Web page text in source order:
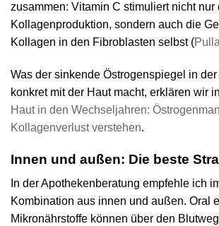
zusammen: Vitamin C stimuliert nicht nur
Kollagenproduktion, sondern auch die
Kollagen in den Fibroblasten selbst (
Was der sinkende Östrogenspiegel in
konkret mit der Haut macht, erklären wir
Haut in den Wechseljahren:
Kollagenverlust verstehen.
Innen und außen: Die beste
In der Apothekenberatung empfehle ich
Kombination aus innen und außen. Oral
Mikronährstoffe können über den